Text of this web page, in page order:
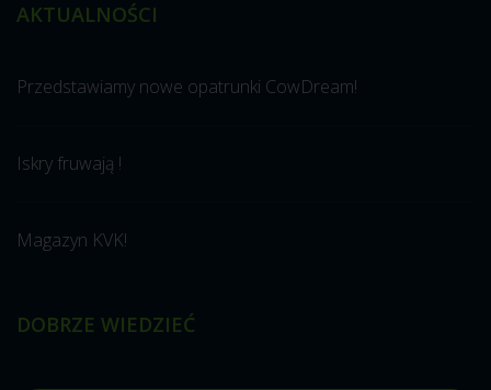
AKTUALNOŚCI
Przedstawiamy nowe opatrunki CowDream!
Iskry fruwają !
Magazyn KVK!
DOBRZE WIEDZIEĆ